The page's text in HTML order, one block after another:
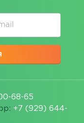
68-65
+7 (929) 644-